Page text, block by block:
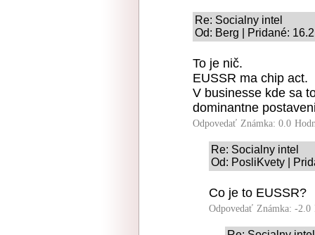
Re: Socialny intel
Od: Berg | Pridané:
To je nič.
EUSSR ma chip act.
V businesse kde sa
dominantne
Odpovedať Známka: 0.0
Re: Socialny intel
Od: PosliKvety |
Co je to EUSSR?
Odpovedať Známka: -2.0